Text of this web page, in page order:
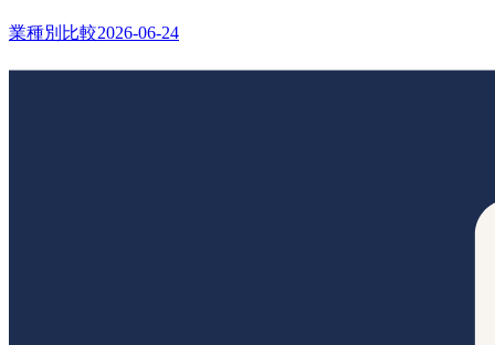
業種別比較2026-06-24